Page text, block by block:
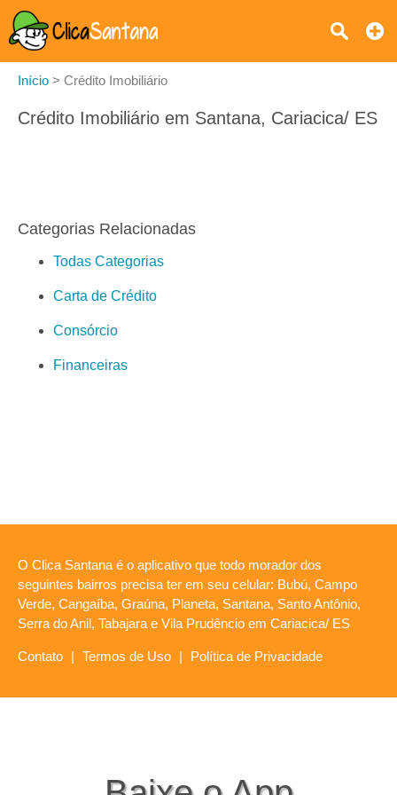
Início > Crédito Imobiliário
Crédito Imobiliário em Santana, Cariacica/ ES
Categorias Relacionadas
Todas Categorias
Carta de Crédito
Consórcio
Financeiras
O Clica Santana é o aplicativo que todo morador dos
seguintes bairros precisa ter em seu celular: Bubú, Campo
Verde, Cangaíba, Graúna, Planeta, Santana, Santo Antônio,
Serra do Anil, Tabajara e Vila Prudêncio em Cariacica/ ES
Contato | Termos de Uso | Política de Privacidade